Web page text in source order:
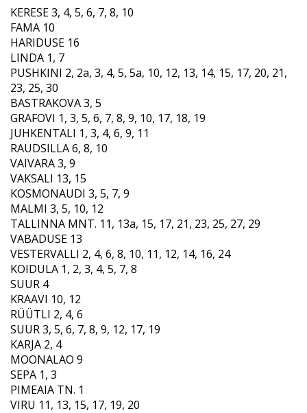
KERESE3, 4, 5, 6, 7, 8, 10
FAMA 10
HARIDUSE 16
LINDA 1, 7
PUSHKINI 2, 2a, 3, 4, 5, 5a, 10, 12, 13, 14, 15, 17, 20, 21,
23, 25, 30
BASTRAKOVA 3, 5
GRAFOVI 1, 3, 5, 6, 7, 8, 9, 10, 17, 18, 19
JUHKENTALI 1, 3, 4, 6, 9, 11
RAUDSILLA 6, 8, 10
VAIVARA 3, 9
VAKSALI 13, 15
KOSMONAUDI 3, 5, 7, 9
MALMI 3, 5, 10, 12
TALLINNA MNT. 11, 13a, 15, 17, 21, 23, 25, 27, 29
VABADUSE 13
VESTERVALLI 2, 4, 6, 8, 10, 11, 12, 14, 16, 24
KOIDULA 1, 2, 3, 4, 5, 7, 8
SUUR 4
KRAAVI 10, 12
RÜÜTLI 2, 4, 6
SUUR3, 5, 6, 7, 8, 9, 12, 17, 19
KARJA 2, 4
MOONALAO 9
SEPA 1, 3
PIMEAIA TN. 1
VIRU 11, 13, 15, 17, 19, 20